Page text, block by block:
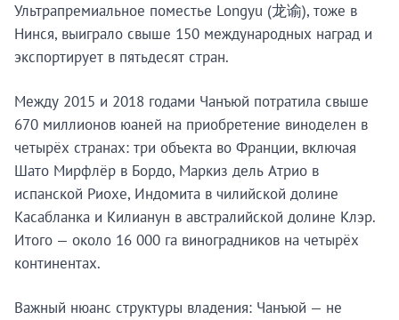
Ультрапремиальное поместье Longyu (龙谕), тоже в
Нинся, выиграло свыше 150 международных наград и
экспортирует в пятьдесят стран.
Между 2015 и 2018 годами Чанъюй потратила свыше
670 миллионов юаней на приобретение виноделен в
четырёх странах: три объекта во Франции, включая
Шато Мирфлёр в Бордо, Маркиз дель Атрио в
испанской Риохе, Индомита в чилийской долине
Касабланка и Килианун в австралийской долине Клэр.
Итого — около 16 000 га виноградников на четырёх
континентах.
Важный нюанс структуры владения: Чанъюй — не